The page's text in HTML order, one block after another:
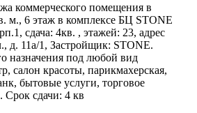
коммерческого помещения в
м., 6 этаж в комплексе БЦ STONE
сдача: 4кв. , этажей: 23, адрес
д. 11а/1, Застройщик: STONE.
назначения под любой вид
салон красоты, парикмахерская,
бытовые услуги, торговое
Срок сдачи: 4 кв